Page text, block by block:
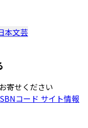
本文芸
寄せください
コード サイト情報